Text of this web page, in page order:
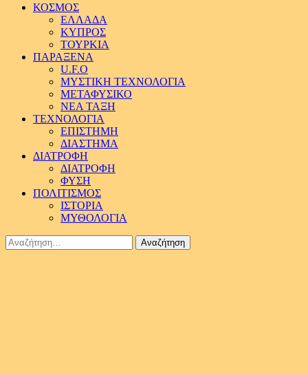
ΚΟΣΜΟΣ
ΕΛΛΑΔΑ
ΚΥΠΡΟΣ
ΤΟΥΡΚΙΑ
ΠΑΡΑΞΕΝΑ
U.F.O
ΜΥΣΤΙΚΗ ΤΕΧΝΟΛΟΓΙΑ
ΜΕΤΑΦΥΣΙΚΟ
ΝΕΑ ΤΑΞΗ
ΤΕΧΝΟΛΟΓΙΑ
ΕΠΙΣΤΗΜΗ
ΔΙΑΣΤΗΜΑ
ΔΙΑΤΡΟΦΗ
ΔΙΑΤΡΟΦΗ
ΦΥΣΗ
ΠΟΛΙΤΙΣΜΟΣ
ΙΣΤΟΡΙΑ
ΜΥΘΟΛΟΓΙΑ
Αναζήτηση
για: